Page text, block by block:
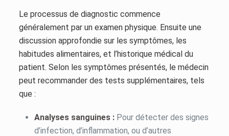
Le processus de diagnostic commence
généralement par un examen physique. Ensuite une
discussion approfondie sur les symptômes, les
habitudes alimentaires, et l’historique médical du
patient. Selon les symptômes présentés, le médecin
peut recommander des tests supplémentaires, tels
que :
Analyses sanguines :Pour détecter des signes
d’infection, d’inflammation, ou d’autres